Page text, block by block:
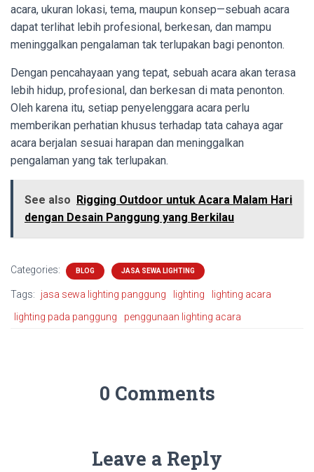
acara, ukuran lokasi, tema, maupun konsep—sebuah acara
dapat terlihat lebih profesional, berkesan, dan mampu
meninggalkan pengalaman tak terlupakan bagi penonton.
Dengan pencahayaan yang tepat, sebuah acara akan terasa
lebih hidup, profesional, dan berkesan di mata penonton.
Oleh karena itu, setiap penyelenggara acara perlu
memberikan perhatian khusus terhadap tata cahaya agar
acara berjalan sesuai harapan dan meninggalkan
pengalaman yang tak terlupakan.
See also
Rigging Outdoor untuk Acara Malam Hari
dengan Desain Panggung yang Berkilau
Categories: BLOG JASA SEWA LIGHTING
Tags: jasa sewa lighting panggung lighting
lighting acara
lighting pada panggung
penggunaan lighting acara
0 Comments
Leave a Reply